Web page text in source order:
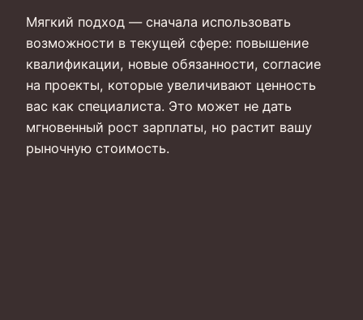
Мягкий подход — сначала использовать
возможности в текущей сфере: повышение
квалификации, новые обязанности, согласие
на проекты, которые увеличивают ценность
вас как специалиста. Это может не дать
мгновенный рост зарплаты, но растит вашу
рыночную стоимость.